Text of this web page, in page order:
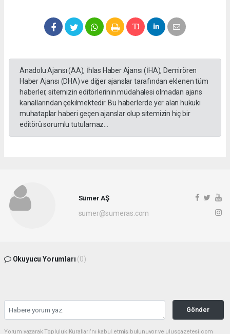
Anadolu Ajansı (AA), İhlas Haber Ajansı (İHA), Demirören
Haber Ajansı (DHA) ve diğer ajanslar tarafından eklenen tüm
haberler, sitemizin editörlerinin müdahalesi olmadan ajans
kanallarından çekilmektedir. Bu haberlerde yer alan hukuki
muhataplar haberi geçen ajanslar olup sitemizin hiç bir
editörü sorumlu tutulamaz...
Sümer AŞ
sumer@sumeras.com
Okuyucu Yorumları (0)
Gönder
Yorum yazarak Topluluk Kuralları’nı kabul etmiş bulunuyor ve ulusgazetesi.com